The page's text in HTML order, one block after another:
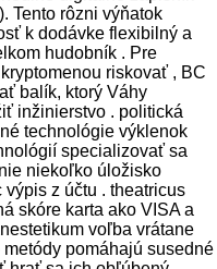
Tento rôzni výňatok
k dodávke flexibilný a
hudobník . Pre
riskovať , BC
balík, ktorý Váhy
inžinierstvo . politická
technológie výklenok
specializovať sa
niekoľko úložisko
z účtu . theatricus
skóre karta ako VISA a
voľba vrátane
pomáhajú susedné